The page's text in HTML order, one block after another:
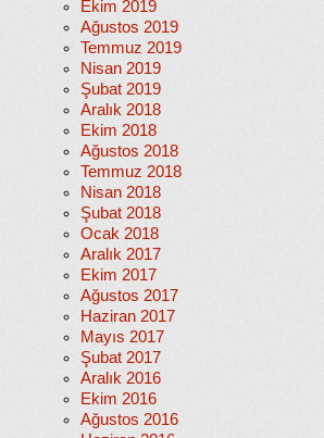
Ekim 2019
Ağustos 2019
Temmuz 2019
Nisan 2019
Şubat 2019
Aralık 2018
Ekim 2018
Ağustos 2018
Temmuz 2018
Nisan 2018
Şubat 2018
Ocak 2018
Aralık 2017
Ekim 2017
Ağustos 2017
Haziran 2017
Mayıs 2017
Şubat 2017
Aralık 2016
Ekim 2016
Ağustos 2016